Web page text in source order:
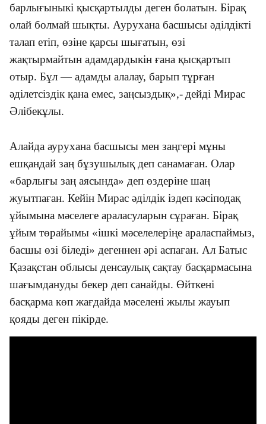
барлығыныкі қысқартылды деген болатын. Бірақ
олай болмай шықты. Аурухана басшысы әділдікті
талап етіп, өзіне қарсы шығатын, өзі
жақтырмайтын адамдардыкін ғана қысқартып
отыр. Бұл — адамды алалау, барып тұрған
әділетсіздік қана емес, заңсыздық»,- дейді Мирас
Әлібекұлы.
Алайда аурухана басшысы мен заңгері мұны
ешқандай заң бұзушылық деп санамаған. Олар
«барлығы заң аясында» деп өздеріне шаң
жуытпаған. Кейін Мирас әділдік іздеп кәсіподақ
ұйымына мәселеге араласуларын сұраған. Бірақ
ұйым төрайымы «ішкі мәселелеріңе араласпаймыз,
басшы өзі біледі» дегеннен әрі аспаған. Ал Батыс
Қазақстан облысы денсаулық сақтау басқармасына
шағымдануды бекер деп санайды. Өйткені
басқарма көп жағдайда мәселені жылы жауып
қояды деген пікірде.